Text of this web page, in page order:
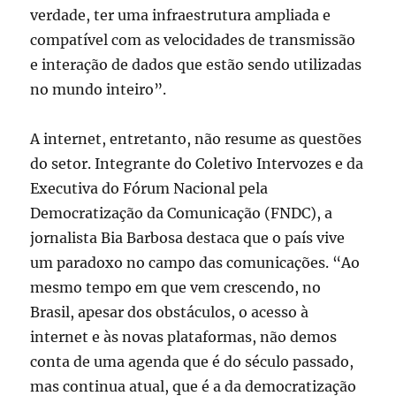
verdade, ter uma infraestrutura ampliada e
compatível com as velocidades de transmissão
e interação de dados que estão sendo utilizadas
no mundo inteiro”.
A internet, entretanto, não resume as questões
do setor. Integrante do Coletivo Intervozes e da
Executiva do Fórum Nacional pela
Democratização da Comunicação (FNDC), a
jornalista Bia Barbosa destaca que o país vive
um paradoxo no campo das comunicações. “Ao
mesmo tempo em que vem crescendo, no
Brasil, apesar dos obstáculos, o acesso à
internet e às novas plataformas, não demos
conta de uma agenda que é do século passado,
mas continua atual, que é a da democratização